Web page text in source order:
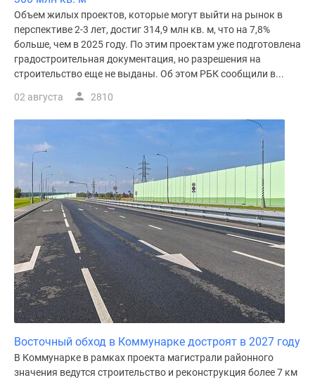
Объем жилых проектов, которые могут выйти на рынок в
перспективе 2-3 лет, достиг 314,9 млн кв. м, что на 7,8%
больше, чем в 2025 году. По этим проектам уже подготовлена
градостроительная документация, но разрешения на
строительство еще не выданы. Об этом РБК сообщили в...
02 августа 2810
Восточный обход в Коммунарке достроят в 2027 году
В Коммунарке в рамках проекта магистрали районного
значения ведутся строительство и реконструкция более 7 км